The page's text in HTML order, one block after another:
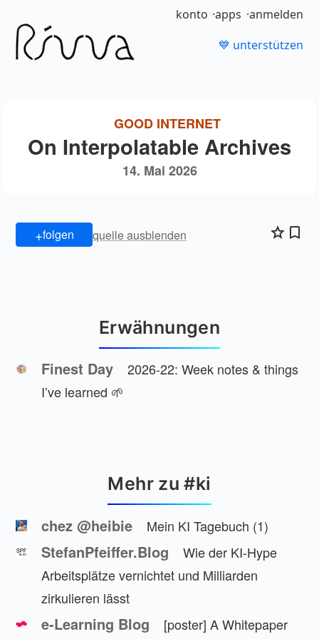
konto apps anmelden
💙 unterstützen
GOOD INTERNET
On Interpolatable Archives
14. Mai 2026
+folgen quelle ausblenden
Erwähnungen
Finest Day
2026-22: Week notes & things
I’ve learned 🌱
Mehr zu #ki
chez @heibie Mein KI Tagebuch (1)
StefanPfeiffer.Blog
Wie der KI-Hype
Arbeitsplätze vernichtet und Milliarden
zirkulieren lässt
e-Learning Blog
[poster] A Whitepaper